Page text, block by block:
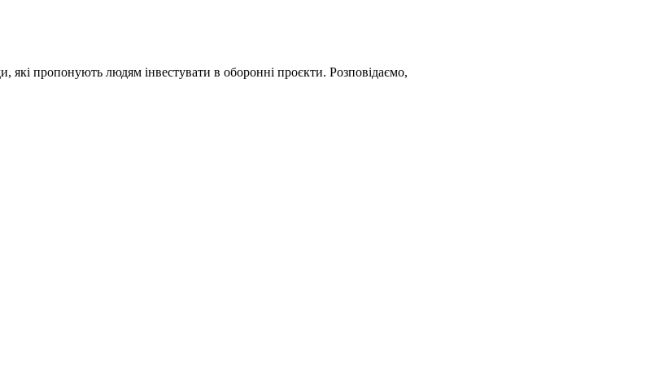
які пропонують людям інвестувати в оборонні проєкти. Розповідаємо,